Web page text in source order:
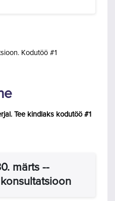
Kodutöö #1
Tee kindlaks kodutöö #1
märts --